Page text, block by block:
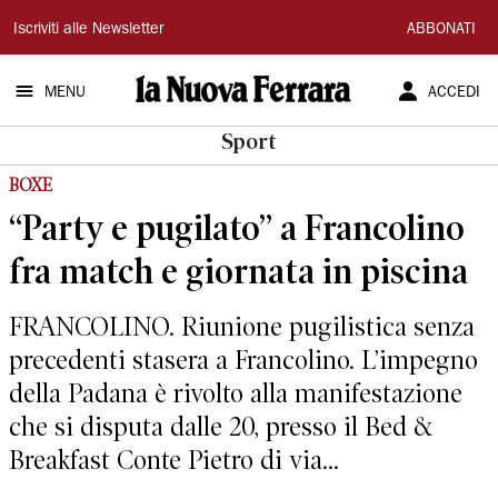
La
Nuova
Ferrara
Iscriviti alle Newsletter ABBONATI
MENU ACCEDI
Sport
BOXE
“Party e pugilato” a Francolino
fra match e giornata in piscina
FRANCOLINO. Riunione pugilistica senza
precedenti stasera a Francolino. L’impegno
della Padana è rivolto alla manifestazione
che si disputa dalle 20, presso il Bed &
Breakfast Conte Pietro di via...